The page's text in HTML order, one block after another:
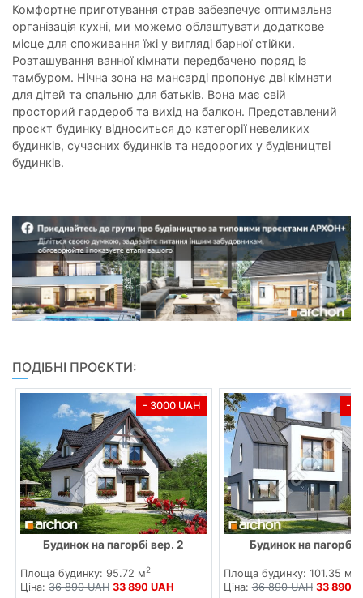
Комфортне приготування страв забезпечує оптимальна
організація кухні, ми можемо облаштувати додаткове
місце для споживання їжі у вигляді барної стійки.
Розташування ванної кімнати передбачено поряд із
тамбуром. Нічна зона на мансарді пропонує дві кімнати
для дітей та спальню для батьків. Вона має свій
просторий гардероб та вихід на балкон. Представлений
проєкт будинку відноситься до категорії невеликих
будинків, сучасних будинків та недорогих у будівництві
будинків.
ПОДІБНІ ПРОЄКТИ:
- 3000 UAH
Будинок на пагорбі вер. 2
Площа будинку: 95.72 м2
Ціна: 36 890 UAH 33 890 UAH
-
Будинок на пагорбі
Площа будинку: 101.35 м
Ціна:36 890 UAH 33 890